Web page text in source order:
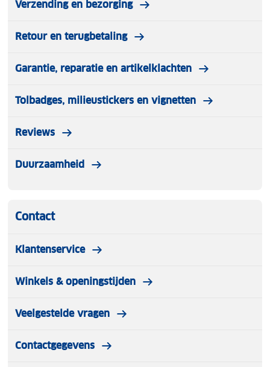
Verzending en bezorging
Retour en terugbetaling
Garantie, reparatie en artikelklachten
Tolbadges, milieustickers en vignetten
Reviews
Duurzaamheid
Contact
Klantenservice
Winkels & openingstijden
Veelgestelde vragen
Contactgegevens